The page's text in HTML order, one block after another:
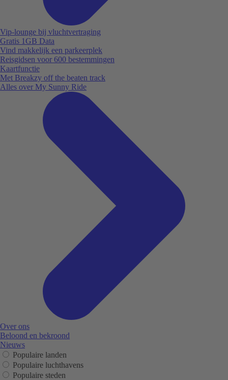
Vip-lounge bij vluchtvertraging
Gratis 1GB Data
Vind makkelijk een parkeerplek
Reisgidsen voor 600 bestemmingen
Kaartfunctie
Met Breakzy off the beaten track
Alles over My Sunny Ride
Over ons
Beloond en bekroond
Nieuws
Populaire landen
Populaire luchthavens
Populaire steden